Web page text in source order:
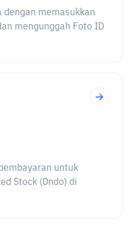
memasukkan
mengunggah Foto ID
untuk
Stock (Ondo) di